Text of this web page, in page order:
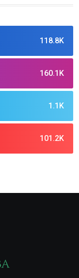
118.8K
160.1K
1.1K
101.2K